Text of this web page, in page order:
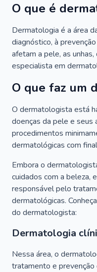
O que é
Dermatologia é a área
diagnóstico, à
afetam a pele, as
especialista em
O que faz um
O dermatologista está
doenças da pele e seus
procedimentos
dermatológicas com
Embora o
cuidados com a beleza,
responsável pelo
dermatológicas.
do dermatologista:
Dermatologia
Nessa área, o
tratamento e